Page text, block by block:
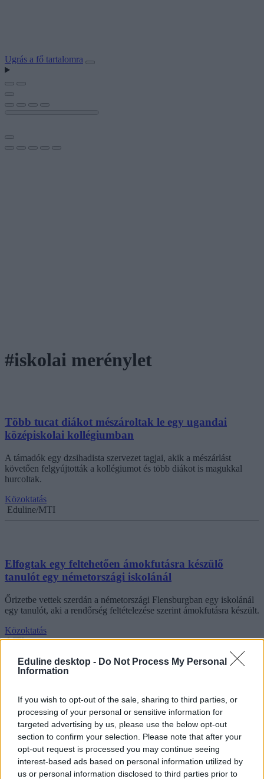
Eduline desktop - Do Not Process My Personal
Information
If you wish to opt-out of the sale, sharing to third parties, or
processing of your personal or sensitive information for
targeted advertising by us, please use the below opt-out
section to confirm your selection. Please note that after your
opt-out request is processed you may continue seeing
interest-based ads based on personal information utilized by
us or personal information disclosed to third parties prior to
Ugrás a fő tartalomra
#iskolai merénylet
Több tucat diákot mészároltak le egy ugandai
középiskolai kollégiumban
A támadók egy dzsihadista szervezet tagjai, akik a mészárlást
követően felgyújtották a kollégiumot és több diákot is magukkal
hurcoltak.
Közoktatás
Eduline/MTI
Elfogtak egy feltehetően ámokfutásra készülő
tanulót egy németországi iskolánál
Őrizetbe vettek szerdán a németországi Flensburgban egy iskolánál
egy tanulót, aki a rendőrség feltételezése szerint ámokfutásra készült.
Közoktatás
MTI